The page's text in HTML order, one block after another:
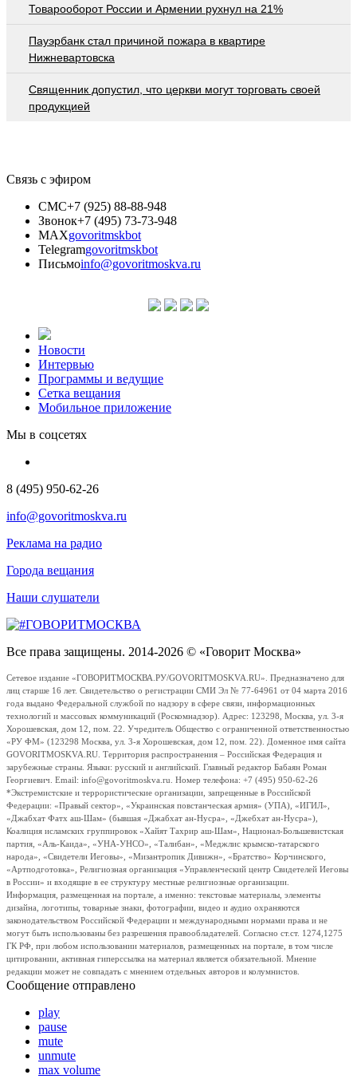
Товарооборот России и Армении рухнул на 21%
Пауэрбанк стал причиной пожара в квартире
Нижневартовска
Священник допустил, что церкви могут торговать своей
продукцией
Связь с эфиром
СМС+7 (925) 88-88-948
Звонок+7 (495) 73-73-948
MAXgovoritmskbot
Telegramgovoritmskbot
Письмоinfo@govoritmoskva.ru
Новости
Интервью
Программы и ведущие
Сетка вещания
Мобильное приложение
Мы в соцсетях
8 (495) 950-62-26
info@govoritmoskva.ru
Реклама на радио
Города вещания
Наши слушатели
Все права защищены. 2014-2026 © «Говорит Москва»
Сетевое издание «ГОВОРИТМОСКВА.РУ/GOVORITMOSKVA.RU». Предназначено для
лиц старше 16 лет. Свидетельство о регистрации СМИ Эл № 77-64961 от 04 марта 2016
года выдано Федеральной службой по надзору в сфере связи, информационных
технологий и массовых коммуникаций (Роскомнадзор). Адрес: 123298, Москва, ул. 3-я
Хорошевская, дом 12, пом. 22. Учредитель Общество с ограниченной ответственностью
«РУ ФМ» (123298 Москва, ул. 3-я Хорошевская, дом 12, пом. 22). Доменное имя сайта
GOVORITMOSKVA.RU. Территория распространения – Российская Федерация и
зарубежные страны. Языки: русский и английский. Главный редактор Бабаян Роман
Георгиевич. Email: info@govoritmoskva.ru. Номер телефона: +7 (495) 950-62-26
*Экстремистские и террористические организации, запрещенные в Российской
Федерации: «Правый сектор», «Украинская повстанческая армия» (УПА), «ИГИЛ»,
«Джабхат Фатх аш-Шам» (бывшая «Джабхат ан-Нусра», «Джебхат ан-Нусра»),
Коалиция исламских группировок «Хайят Тахрир аш-Шам», Национал-Большевистская
партия, «Аль-Каида», «УНА-УНСО», «Талибан», «Меджлис крымско-татарского
народа», «Свидетели Иеговы», «Мизантропик Дивижн», «Братство» Корчинского,
«Артподготовка», Религиозная организация «Управленческий центр Свидетелей Иеговы
в России» и входящие в ее структуру местные религиозные организации.
Информация, размещенная на портале, а именно: текстовые материалы, элементы
дизайна, логотипы, товарные знаки, фотографии, видео и аудио охраняются
законодательством Российской Федерации и международными нормами права и не
могут быть использованы без разрешения правообладателей. Согласно ст.ст. 1274,1275
ГК РФ, при любом использовании материалов, размещенных на портале, в том числе
цитировании, активная гиперссылка на материал является обязательной. Мнение
редакции может не совпадать с мнением отдельных авторов и колумнистов.
Сообщение отправлено
play
pause
mute
unmute
max volume